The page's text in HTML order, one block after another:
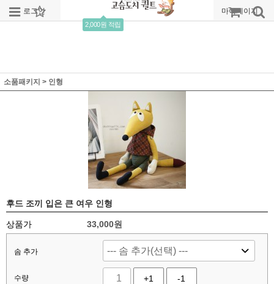
로그인 회원가입
2,000원 적립
주문조회 마이페이지
소품패키지 > 인형
후드 조끼 입은 큰 여우 인형
상품가 33,000원
솜 추가
수량 +1 -1